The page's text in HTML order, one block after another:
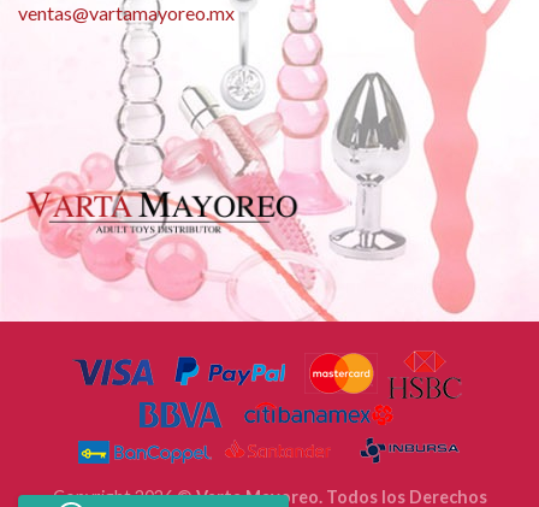
ventas@vartamayoreo.mx
Copyright 2026 ©Varta Mayoreo. Todos los Derechos